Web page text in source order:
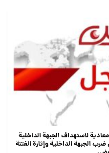
لاستهداف الجبهة الداخلية
الجبهة الداخلية وإثارة الفتنة